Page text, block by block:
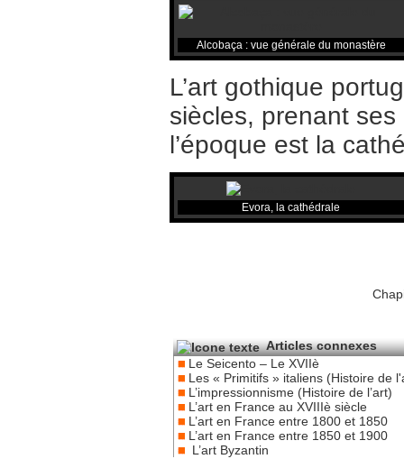
Alcobaça : vue générale du monastère
L’art gothique
siècles, prenant
l’époque est la
Evora, la cathédrale
Articles connexes
Le Seicento – Le XVIIè
Les « Primitifs » italiens (Histoire de
L’impressionnisme (Histoire de l’art)
L’art en France au XVIIIè siècle
L’art en France entre 1800 et 1850
L’art en France entre 1850 et 1900
L’art Byzantin